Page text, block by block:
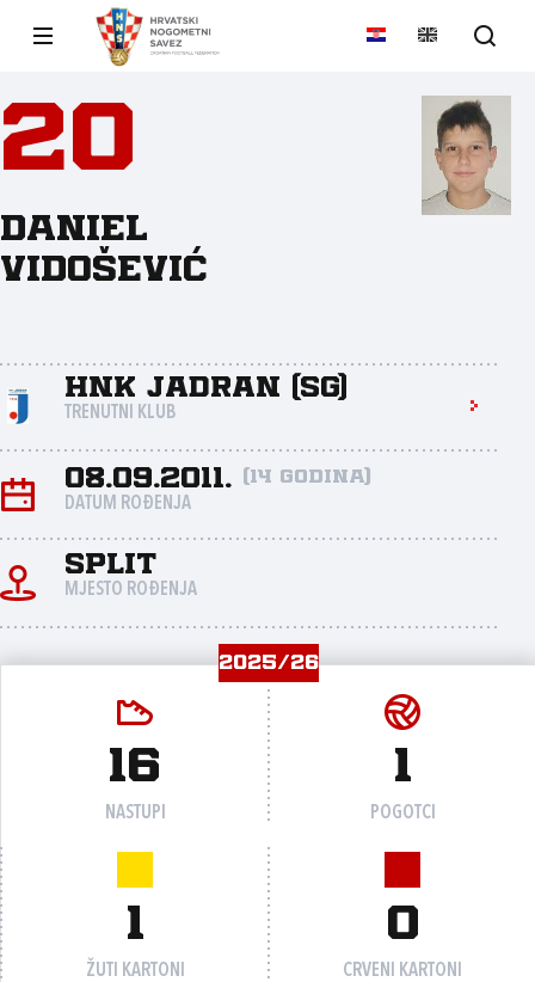
20
Daniel
Vidošević
HNK Jadran (SG)
TRENUTNI KLUB
08.09.2011. (14 godina)
DATUM ROĐENJA
Split
MJESTO ROĐENJA
2025/26
16
NASTUPI
1
POGOTCI
1
ŽUTI KARTONI
0
CRVENI KARTONI